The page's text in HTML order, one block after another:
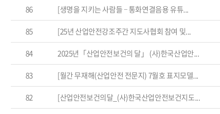
86 [생명을 지키는 사람들 – 통화연결음용 유튜...
85 [25년 산업안전강조주간 지도사협회 참여 및...
84 2025년「산업안전보건의 달」 (사)한국산업안...
83 [월간 무재해(산업안전 전문지) 7월호 표지모델...
82 [산업안전보건의달_(사)한국산업안전보건지도...